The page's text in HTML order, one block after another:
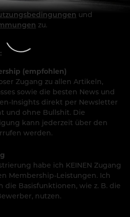
und
zu.
(empfohlen)
Zugang zu allen Artikeln,
sowie die besten News und
Insights direkt per Newsletter
und ohne Bullshit. Die
kann jederzeit über den
werden.
habe ich KEINEN Zugang
Membership-Leistungen. Ich
die Basisfunktionen, wie z. B. die
nutzen.